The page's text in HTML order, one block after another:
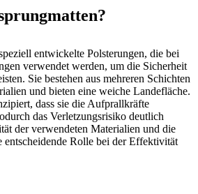
entwickelte Polsterungen, die bei
verwendet werden, um die Sicherheit
Sie bestehen aus mehreren Schichten
und bieten eine weiche Landefläche.
dass sie die Aufprallkräfte
das Verletzungsrisiko deutlich
der verwendeten Materialien und die
entscheidende Rolle bei der Effektivität